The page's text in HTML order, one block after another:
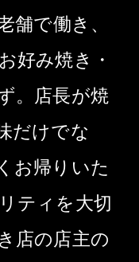
舗で働き、
好み焼き・
。店長が焼
だけでな
お帰りいた
ティを大切
店の店主の